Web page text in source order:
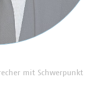
mit Schwerpunkt